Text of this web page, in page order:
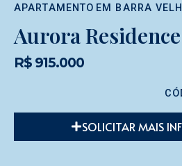
APARTAMENTO EM BARRA
Aurora
R$ 915.000
SOLICITAR MAIS